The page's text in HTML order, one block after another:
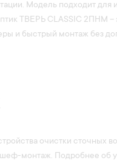
Модель подходит
ТВЕРЬ CLASSIC 2ПНМ –
и быстрый монтаж без
очистки сточных
монтаж. Подробнее об